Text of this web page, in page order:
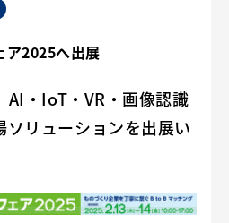
ア2025へ出展
AI・IoT・VR・画像認識
ソリューションを出展い